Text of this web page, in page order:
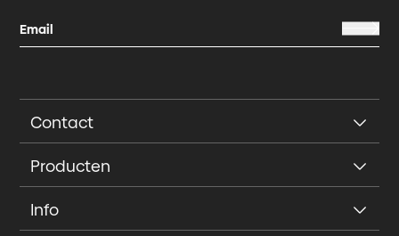
Contact
Producten
Info